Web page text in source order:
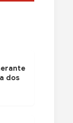
dos